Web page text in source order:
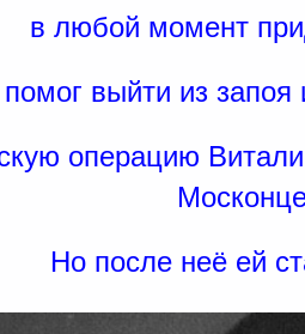
в любой момент
выйти из запоя
операцию
Но после неё ей